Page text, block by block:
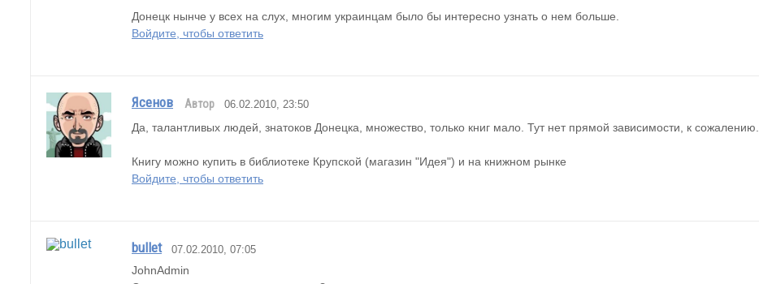
Донецк нынче у всех на слух, многим украинцам было бы интересно узнать о нем больше.
Войдите, чтобы ответить
Ясенов Автор 06.02.2010, 23:50
Да, талантливых людей, знатоков Донецка, множество, только книг мало. Тут нет прямой зависимости, к сожалению.
Книгу можно купить в библиотеке Крупской (магазин "Идея") и на книжном рынке
Войдите, чтобы ответить
bullet 07.02.2010, 07:05
JohnAdmin